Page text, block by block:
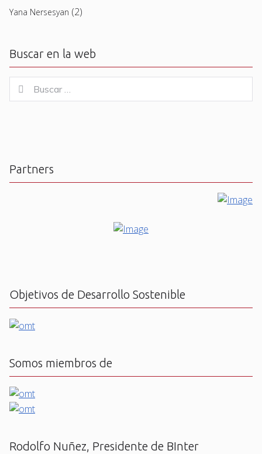
Yana Nersesyan (2)
Buscar en la web
for:
Buscar
Partners
Objetivos de Desarrollo Sostenible
Somos miembros de
Rodolfo Nuñez, Presidente de BInter